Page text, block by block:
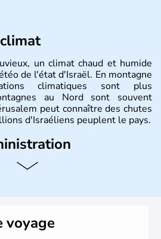
un climat chaud et humide
de l'état d'Israël. En montagne
climatiques sont plus
au Nord sont souvent
peut connaître des chutes
d'Israéliens peuplent le pays.
la partie est de la Méditerranée,
dans le domaine des nouvelles
voyage